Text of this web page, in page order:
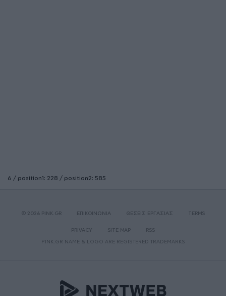
6 / position1: 228 / position2: 585
© 2026 PINK.GR ΕΠΙΚΟΙΝΩΝΙΑ ΘΕΣΕΙΣ ΕΡΓΑΣΙΑΣ TERMS
PRIVACY SITE MAP
RSS
PINK.GR NAME & LOGO ARE REGISTERED TRADEMARKS